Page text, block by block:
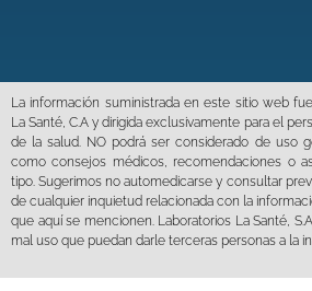
La información suministrada en este sitio web
La Santé, C.A y dirigida exclusivamente para el
de la salud. NO podrá ser considerado de uso
como consejos médicos, recomendaciones o
tipo. Sugerimos no automedicarse y consultar
de cualquier inquietud relacionada con la
que aquí se mencionen. Laboratorios La Santé,
mal uso que puedan darle terceras personas a la